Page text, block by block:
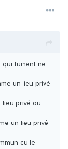
qui fument ne
un lieu privé
lieu privé ou
un lieu privé
ou le